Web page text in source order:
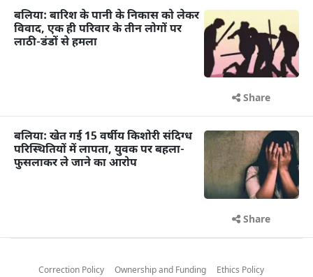
बलिया: बारिश के पानी के निकास को लेकर
विवाद, एक ही परिवार के तीन लोगों पर
लाठी-डंडों से हमला
Share
बलिया: खेत गई 15 वर्षीय किशोरी संदिग्ध
परिस्थितियों में लापता, युवक पर बहला-
फुसलाकर ले जाने का आरोप
Share
Correction Policy Ownership and Funding
Ethics Policy